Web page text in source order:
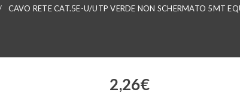
CAVO RETE CAT.5E-U/UTP VERDE NON SCHERMATO 5MT
2,26€